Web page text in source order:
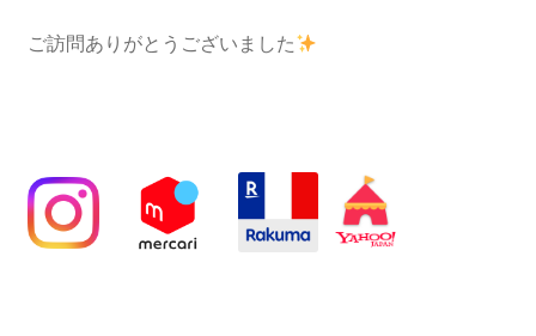
ご訪問ありがとうございました